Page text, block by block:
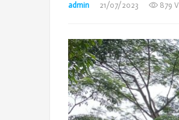
admin 21/07/2023 879